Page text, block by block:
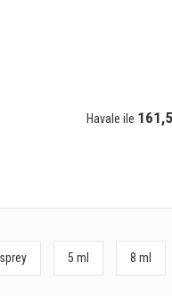
Havale ile
5 ml 8 ml